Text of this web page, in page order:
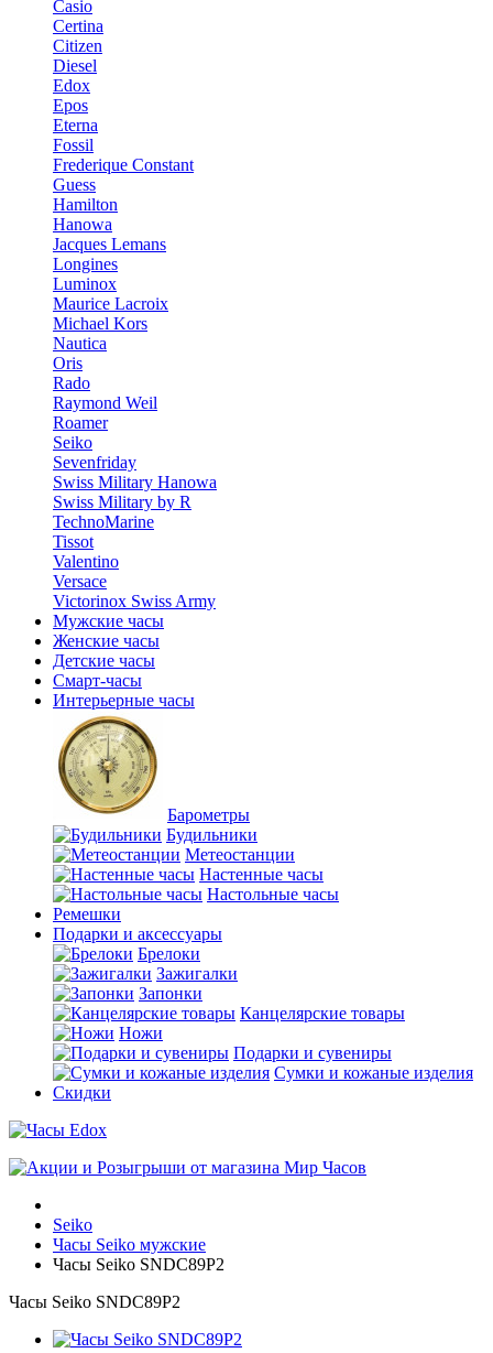
Casio
Certina
Citizen
Diesel
Edox
Epos
Eterna
Fossil
Frederique Constant
Guess
Hamilton
Hanowa
Jacques Lemans
Longines
Luminox
Maurice Lacroix
Michael Kors
Nautica
Oris
Rado
Raymond Weil
Roamer
Seiko
Sevenfriday
Swiss Military Hanowa
Swiss Military by R
TechnoMarine
Tissot
Valentino
Versace
Victorinox Swiss Army
Мужские часы
Женские часы
Детские часы
Смарт-часы
Интерьерные часы
Барометры
Будильники
Метеостанции
Настенные часы
Настольные часы
Ремешки
Подарки и аксессуары
Брелоки
Зажигалки
Запонки
Канцелярские товары
Ножи
Подарки и сувениры
Сумки и кожаные изделия
Скидки
Seiko
Часы Seiko мужские
Часы Seiko SNDC89P2
Часы Seiko SNDC89P2